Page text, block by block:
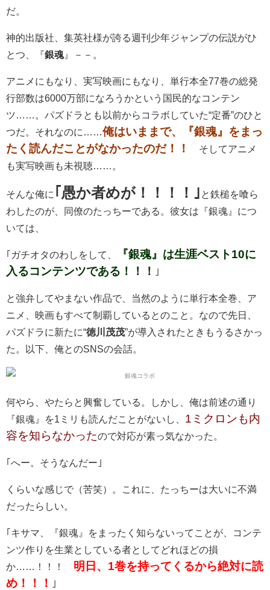
だ。
神的出版社、集英社様が誇る週刊少年ジャンプの伝説がひ
とつ、『銀魂 』－－。
アニメにもなり、実写映画にもなり、単行本全77巻の総発
行部数は6000万部になろうかという国民的なコンテン
ツ……。パズドラとも以前からコラボしていた“定番”のひと
つだ。それなのに…… 俺はいままで、『銀魂』をまっ
たく読んだことがなかったのだ！！
そしてアニメ
も実写映画も未視聴……。
そんな俺に ｢愚か者めが！！！！｣ と鉄槌を喰ら
わしたのが、同僚のたっちーである。彼女は『銀魂』につ
いては、
｢ガチオタのわしをして、
『銀魂』は生涯ベスト10に
入るコンテンツである！！！
｣
と強弁してやまない作品で、当然のように単行本全巻、ア
ニメ、映画もすべて制覇しているとのこと。なので先日、
パズドラに新たに“徳川茂茂”が導入されたときもうるさかっ
た。以下、俺とのSNSの会話。
何やら、やたらと興奮している。しかし、俺は前述の通り
『銀魂』を1ミリも読んだことがないし、 1ミクロンも内
容を知らなかったので対応が素っ気なかった。
｢へー。そうなんだー｣
くらいな感じで（苦笑）。これに、たっちーは大いに不満
だったらしい。
｢キサマ、『銀魂』をまったく知らないってことが、コンテ
ンツ作りを生業としている者としてどれほどの損
か……！！！ 明日、1巻を持ってくるから絶対に読
め！！！
｣